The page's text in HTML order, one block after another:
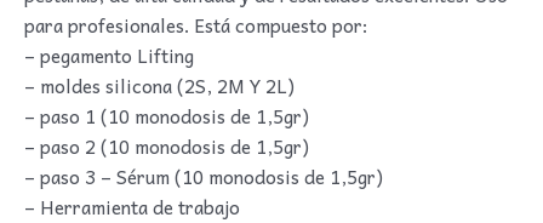
para profesionales. Está compuesto por:
– pegamento Lifting
– moldes silicona (2S, 2M Y 2L)
– paso 1 (10 monodosis de 1,5gr)
– paso 2 (10 monodosis de 1,5gr)
– paso 3 – Sérum (10 monodosis de 1,5gr)
– Herramienta de trabajo